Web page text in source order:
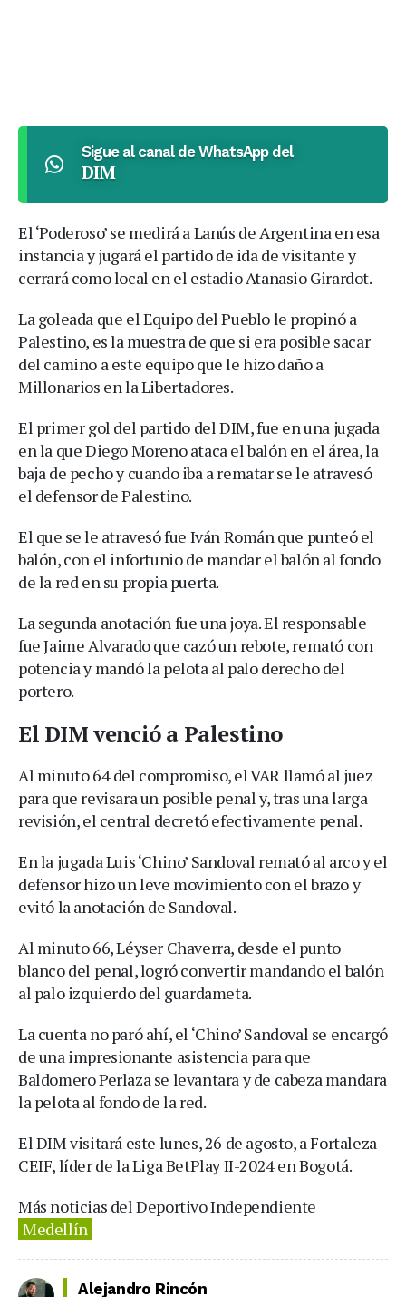
Sigue al canal de WhatsApp del
DIM
El ‘Poderoso’ se medirá a Lanús de Argentina en esa
instancia y jugará el partido de ida de visitante y
cerrará como local en el estadio Atanasio Girardot.
La goleada que el Equipo del Pueblo le propinó a
Palestino, es la muestra de que si era posible sacar
del camino a este equipo que le hizo daño a
Millonarios en la Libertadores.
El primer gol del partido del DIM, fue en una jugada
en la que Diego Moreno ataca el balón en el área, la
baja de pecho y cuando iba a rematar se le atravesó
el defensor de Palestino.
El que se le atravesó fue Iván Román que punteó el
balón, con el infortunio de mandar el balón al fondo
de la red en su propia puerta.
La segunda anotación fue una joya. El responsable
fue Jaime Alvarado que cazó un rebote, remató con
potencia y mandó la pelota al palo derecho del
portero.
El DIM venció a Palestino
Al minuto 64 del compromiso, el VAR llamó al juez
para que revisara un posible penal y, tras una larga
revisión, el central decretó efectivamente penal.
En la jugada Luis ‘Chino’ Sandoval remató al arco y el
defensor hizo un leve movimiento con el brazo y
evitó la anotación de Sandoval.
Al minuto 66, Léyser Chaverra, desde el punto
blanco del penal, logró convertir mandando el balón
al palo izquierdo del guardameta.
La cuenta no paró ahí, el ‘Chino’ Sandoval se encargó
de una impresionante asistencia para que
Baldomero Perlaza se levantara y de cabeza mandara
la pelota al fondo de la red.
El DIM visitará este lunes, 26 de agosto, a Fortaleza
CEIF, líder de la Liga BetPlay II-2024 en Bogotá.
Más noticias del Deportivo Independiente
Medellín
Alejandro Rincón